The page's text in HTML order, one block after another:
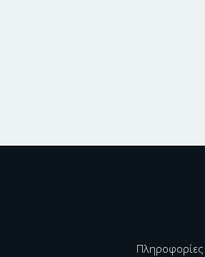
Πληροφορίες